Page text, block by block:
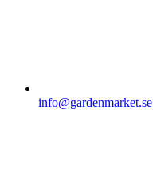
info@gardenmarket.se